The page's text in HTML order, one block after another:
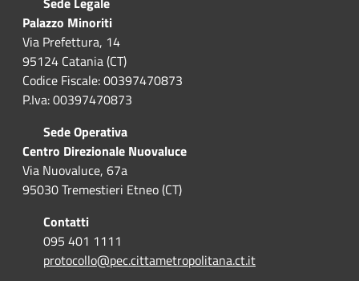
Palazzo Minoriti
Via Prefettura, 14
95124 Catania (CT)
Codice Fiscale: 00397470873
P.Iva: 00397470873
Sede Operativa
Centro Direzionale Nuovaluce
Via Nuovaluce, 67a
95030 Tremestieri Etneo (CT)
Contatti
095 401 1111
protocollo@pec.cittametropolitana.ct.it